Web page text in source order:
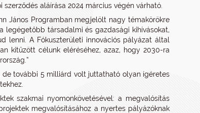
aláírása 2024 március végén várható.
János Programban megjelölt nagy témakörökre
legégetőbb társadalmi és gazdasági kihívásokat,
lenni. A Fókuszterületi innovációs pályázat által
kitűzött célunk eléréséhez, azaz, hogy 2030-ra
további 5 milliárd volt juttatható olyan ígéretes
szakmai nyomonkövetésével: a megvalósítás
megvalósításához a nyertes pályázóknak